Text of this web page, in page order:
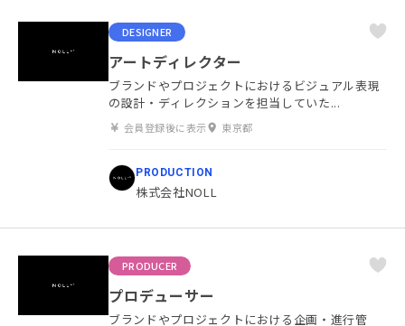
DESIGNER
アートディレクター
ブランドやプロジェクトにおけるビジュアル表現
の設計・ディレクションを担当していた...
会員登録後に表示 東京都
PRODUCTION
株式会社NOLL
PRODUCER
プロデューサー
ブランドやプロジェクトにおける企画・進行管